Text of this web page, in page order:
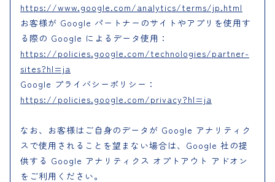
https://www.google.com/analytics/terms/jp.html
お客様が Google パートナーのサイトやアプリを使用す
る際の Google によるデータ使用：
https://policies.google.com/technologies/partner-
sites?hl=ja
Google プライバシーポリシー：
https://policies.google.com/privacy?hl=ja
なお、お客様はご自身のデータが Google アナリティク
スで使用されることを望まない場合は、Google 社の提
供する Google アナリティクス オプトアウト アドオン
をご利用ください。